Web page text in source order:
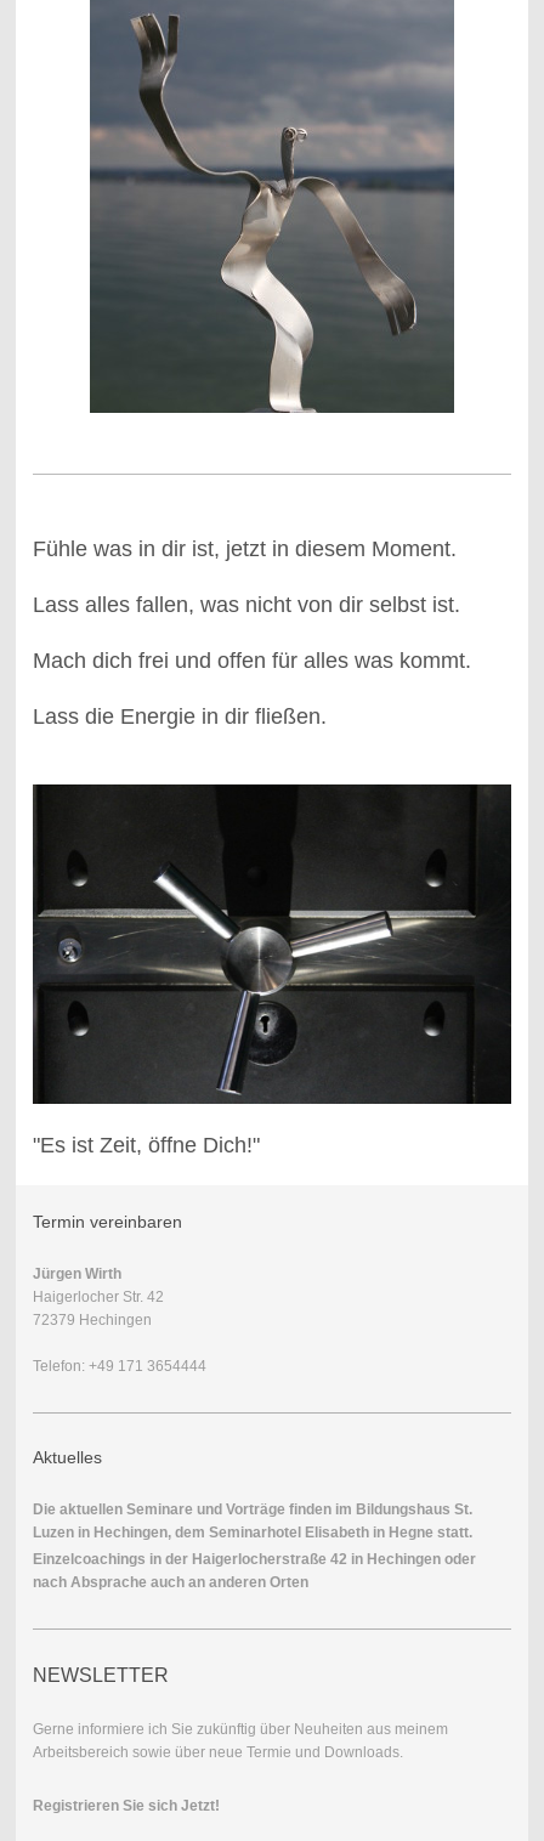
Fühle was in dir ist, jetzt in diesem Moment.
Lass alles fallen, was nicht von dir selbst ist.
Mach dich frei und offen für alles was kommt.
Lass die Energie in dir fließen.
"Es ist Zeit, öffne Dich!"
Termin vereinbaren
Jürgen Wirth
Haigerlocher Str. 42
72379 Hechingen
Telefon: +49 171 3654444
Aktuelles
Die aktuellen Seminare und Vorträge finden im Bildungshaus St.
Luzen in Hechingen, dem Seminarhotel Elisabeth in Hegne statt.
Einzelcoachings in der Haigerlocherstraße 42 in Hechingen oder
nach Absprache auch an anderen Orten
NEWSLETTER
Gerne informiere ich Sie zukünftig über Neuheiten aus meinem
Arbeitsbereich sowie über neue Termie und Downloads.
Registrieren Sie sich Jetzt!